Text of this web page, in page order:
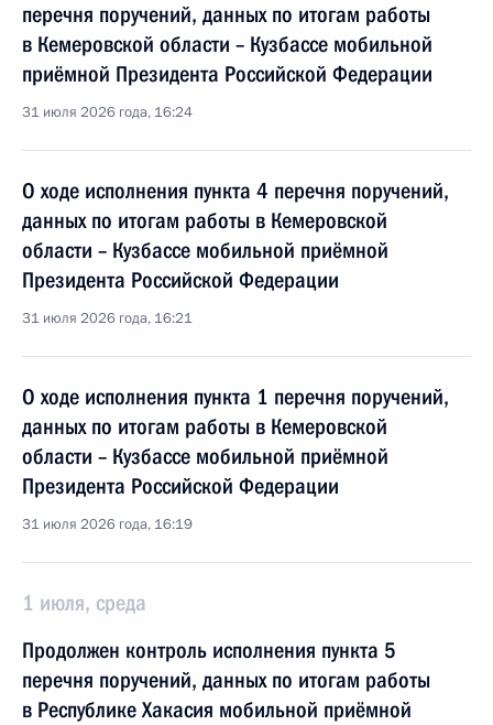
перечня поручений, данных по итогам работы
в Кемеровской области – Кузбассе мобильной
приёмной Президента Российской Федерации
31 июля 2026 года, 16:24
О ходе исполнения пункта 4 перечня поручений,
данных по итогам работы в Кемеровской
области – Кузбассе мобильной приёмной
Президента Российской Федерации
31 июля 2026 года, 16:21
О ходе исполнения пункта 1 перечня поручений,
данных по итогам работы в Кемеровской
области – Кузбассе мобильной приёмной
Президента Российской Федерации
31 июля 2026 года, 16:19
1 июля, среда
Продолжен контроль исполнения пункта 5
перечня поручений, данных по итогам работы
в Республике Хакасия мобильной приёмной